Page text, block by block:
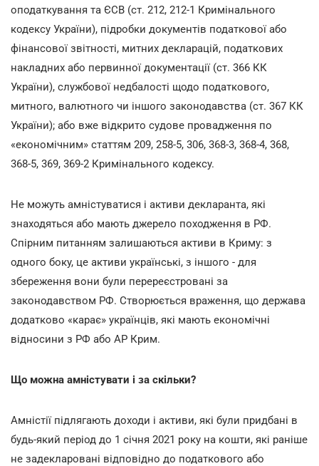
оподаткування та ЄСВ (ст. 212, 212-1 Кримінального
кодексу України), підробки документів податкової або
фінансової звітності, митних декларацій, податкових
накладних або первинної документації (ст. 366 КК
України), службової недбалості щодо податкового,
митного, валютного чи іншого законодавства (ст. 367 КК
України); або вже відкрито судове провадження по
«економічним» статтям 209, 258-5, 306, 368-3, 368-4, 368,
368-5, 369, 369-2 Кримінального кодексу.
Не можуть амністуватися і активи декларанта, які
знаходяться або мають джерело походження в РФ.
Спірним питанням залишаються активи в Криму: з
одного боку, це активи українські, з іншого - для
збереження вони були перереєстровані за
законодавством РФ. Створюється враження, що держава
додатково «карає» українців, які мають економічні
відносини з РФ або АР Крим.
Що можна амністувати і за скільки?
Амністії підлягають доходи і активи, які були придбані в
будь-який період до 1 січня 2021 року на кошти, які раніше
не задекларовані відповідно до податкового або